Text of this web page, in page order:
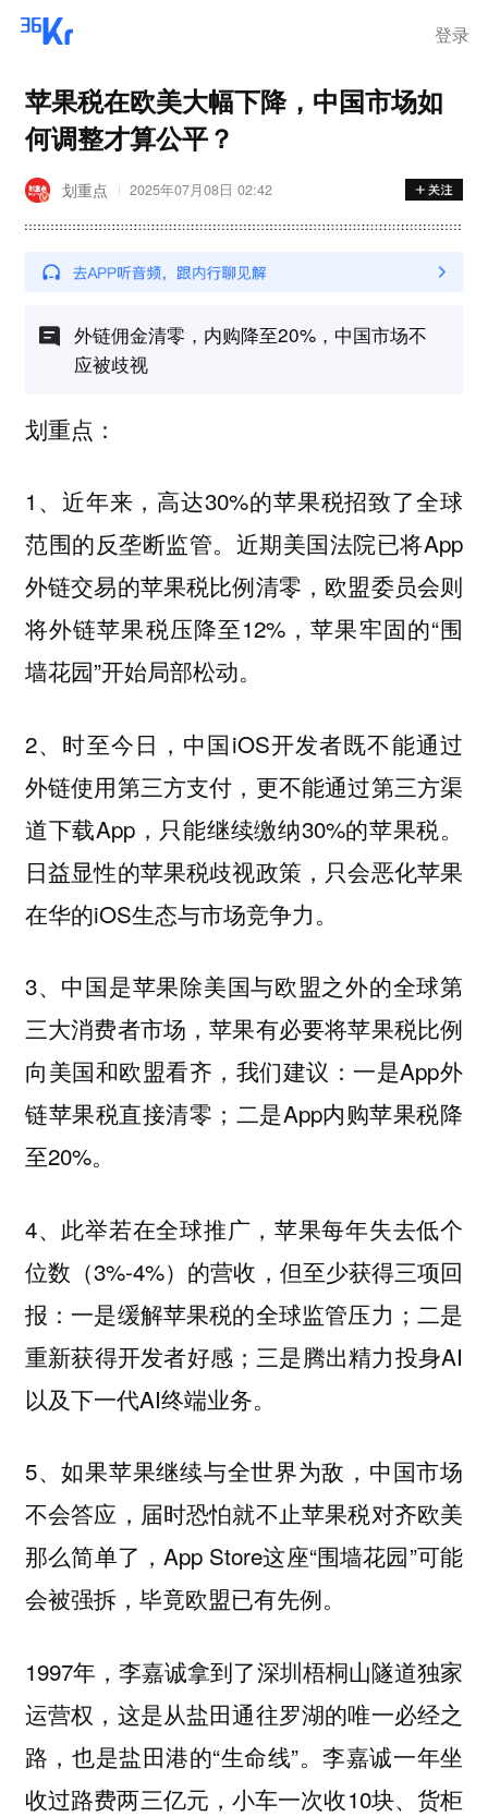
登录
苹果税在欧美大幅下降，中国市场如
何调整才算公平？
划重点 2025年07月08日 02:42
外链佣金清零，内购降至20%，中国市场不
应被歧视
划重点：
1、近年来，高达30%的苹果税招致了全球
范围的反垄断监管。近期美国法院已将App
外链交易的苹果税比例清零，欧盟委员会则
将外链苹果税压降至12%，苹果牢固的“围
墙花园”开始局部松动。
2、时至今日，中国iOS开发者既不能通过
外链使用第三方支付，更不能通过第三方渠
道下载App，只能继续缴纳30%的苹果税。
日益显性的苹果税歧视政策，只会恶化苹果
在华的iOS生态与市场竞争力。
3、中国是苹果除美国与欧盟之外的全球第
三大消费者市场，苹果有必要将苹果税比例
向美国和欧盟看齐，我们建议：一是App外
链苹果税直接清零；二是App内购苹果税降
至20%。
4、此举若在全球推广，苹果每年失去低个
位数（3%-4%）的营收，但至少获得三项回
报：一是缓解苹果税的全球监管压力；二是
重新获得开发者好感；三是腾出精力投身AI
以及下一代AI终端业务。
5、如果苹果继续与全世界为敌，中国市场
不会答应，届时恐怕就不止苹果税对齐欧美
那么简单了，App Store这座“围墙花园”可能
会被强拆，毕竟欧盟已有先例。
1997年，李嘉诚拿到了深圳梧桐山隧道独家
运营权，这是从盐田通往罗湖的唯一必经之
路，也是盐田港的“生命线”。李嘉诚一年坐
收过路费两三亿元，小车一次收10块、货柜